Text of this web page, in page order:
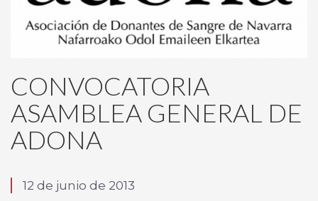
CONVOCATORIA
ASAMBLEA GENERAL DE
ADONA
12 de junio de 2013